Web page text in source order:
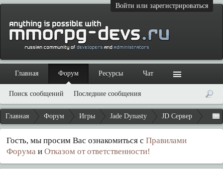
Войти или зарегистрироваться
Главная Форум Игры Jade Dynasty JD Сервер
Гость, мы просим Вас ознакомиться с Правилами
Форума и Отказом от ответственности!
Главная Форум
Поиск сообщений Последние сообщения
Ресурсы Чат